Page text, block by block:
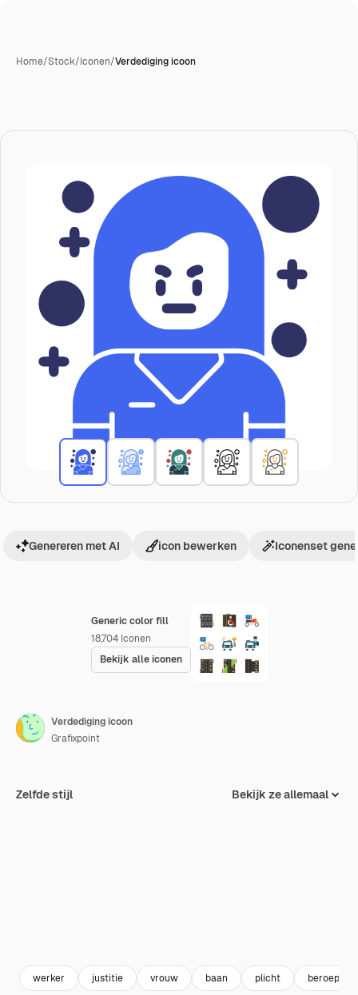
Home/Stock/Iconen/Verdediging icoon
Generic color fill
18,704 Iconen
Bekijk alle iconen
Genereren met AI icon bewerken Iconenset
Verdediging icoon
Grafixpoint
Zelfde stijl Bekijk ze allemaal
werker justitie vrouw baan plicht beroep